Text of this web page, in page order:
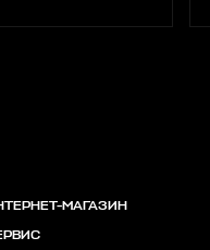
МАГАЗИН